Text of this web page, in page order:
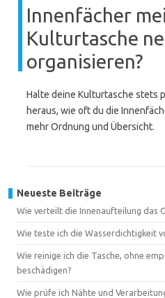
Innenfächer
Kulturtasche
organisieren?
Halte deine Kulturtasche stets
heraus, wie oft du die
mehr Ordnung und Übersicht.
Neueste Beiträge
Wie verteilt die Innenaufteilung das
Wie teste ich die Wasserdichtigkeit
Wie reinige ich die Tasche, ohne
beschädigen?
Wie prüfe ich Nähte und